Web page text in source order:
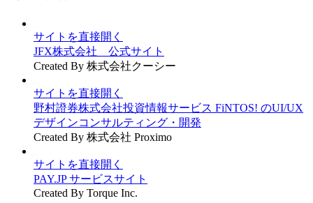
サイトを直接開く
JFX株式会社 公式サイト
Created By 株式会社クーシー
サイトを直接開く
野村證券株式会社投資情報サービス FiNTOS! のUI/UX
デザインコンサルティング・開発
Created By 株式会社 Proximo
サイトを直接開く
PAY.JP サービスサイト
Created By Torque Inc.